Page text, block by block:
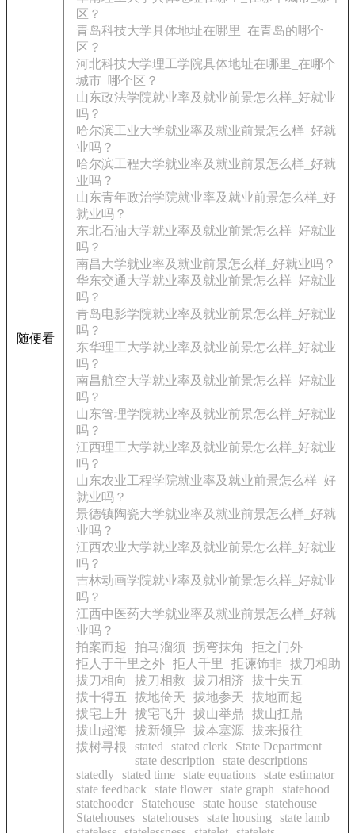
随便看
区？
青岛科技大学具体地址在哪里_在青岛的哪个
区？
河北科技大学理工学院具体地址在哪里_在哪个
城市_哪个区？
山东政法学院就业率及就业前景怎么样_好就业
吗？
哈尔滨工业大学就业率及就业前景怎么样_好就
业吗？
哈尔滨工程大学就业率及就业前景怎么样_好就
业吗？
山东青年政治学院就业率及就业前景怎么样_好
就业吗？
东北石油大学就业率及就业前景怎么样_好就业
吗？
南昌大学就业率及就业前景怎么样_好就业吗？
华东交通大学就业率及就业前景怎么样_好就业
吗？
青岛电影学院就业率及就业前景怎么样_好就业
吗？
东华理工大学就业率及就业前景怎么样_好就业
吗？
南昌航空大学就业率及就业前景怎么样_好就业
吗？
山东管理学院就业率及就业前景怎么样_好就业
吗？
江西理工大学就业率及就业前景怎么样_好就业
吗？
山东农业工程学院就业率及就业前景怎么样_好
就业吗？
景德镇陶瓷大学就业率及就业前景怎么样_好就
业吗？
江西农业大学就业率及就业前景怎么样_好就业
吗？
吉林动画学院就业率及就业前景怎么样_好就业
吗？
江西中医药大学就业率及就业前景怎么样_好就
业吗？
拍案而起
拍马溜须 拐弯抹角
拒之门外
拒人于千里之外 拒人千里 拒谏饰非
拔刀相助
拔刀相向
拔刀相救 拔刀相济
拔十失五
拔十得五
拔地倚天 拔地参天
拔地而起
拔宅上升 拔宅飞升 拔山举鼎
拔山扛鼎
拔山超海
拔新领异 拔本塞源
拔来报往
拔树寻根
stated stated clerk
State Department
state description
state descriptions
statedly stated time state equations state estimator
state feedback
state flower state graph
statehood
statehooder
Statehouse state house statehouse
Statehouses statehouses state housing
state lamb